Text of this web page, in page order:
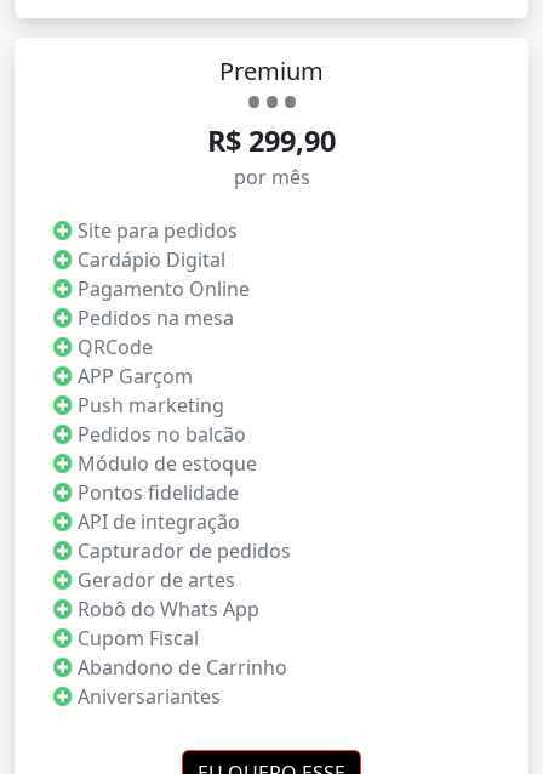
Premium
R$ 299,90
por mês
Site para pedidos
Cardápio Digital
Pagamento Online
Pedidos na mesa
QRCode
APP Garçom
Push marketing
Pedidos no balcão
Módulo de estoque
Pontos fidelidade
API de integração
Capturador de pedidos
Gerador de artes
Robô do Whats App
Cupom Fiscal
Abandono de Carrinho
Aniversariantes